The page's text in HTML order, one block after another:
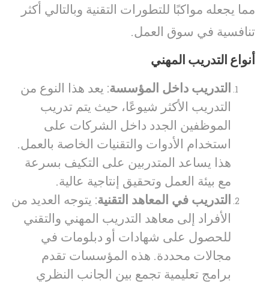
مما يجعله مواكبًا للتطورات التقنية وبالتالي أكثر
تنافسية في سوق العمل.
أنواع التدريب المهني
التدريب داخل المؤسسة: يعد هذا النوع من
التدريب الأكثر شيوعًا، حيث يتم تدريب
الموظفين الجدد داخل الشركات على
استخدام الأدوات والتقنيات الخاصة بالعمل.
هذا يساعد المتدربين على التكيف بسرعة
مع بيئة العمل وتحقيق إنتاجية عالية.
التدريب في المعاهد التقنية: يتوجه العديد من
الأفراد إلى معاهد التدريب المهني والتقني
للحصول على شهادات أو دبلومات في
مجالات محددة. هذه المؤسسات تقدم
برامج تعليمية تجمع بين الجانب النظري